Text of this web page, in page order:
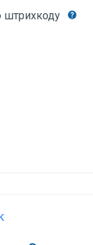
штрихкоду